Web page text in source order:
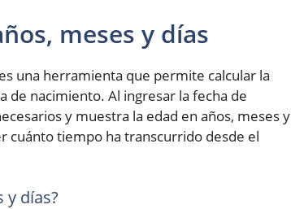
meses y días
una herramienta que permite calcular la
de nacimiento. Al ingresar la fecha de
y muestra la edad en años, meses y
cuánto tiempo ha transcurrido desde el
y días?